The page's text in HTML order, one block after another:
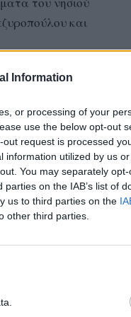
Information
or processing of your
use the below opt-out
request is processed
information utilized by us
You may separately
on the IAB’s list of
us to third parties on the
other third parties.
και
Τσάκαλη,
εξήγησε,
Ο δε
συναδέλφους
έμπρακτη
και τους
τους να